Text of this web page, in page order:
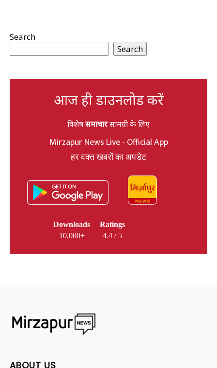
Search
Search
आज ही डाउनलोड करें
विशेषसमाचारसामग्री के लिए
Mirzapur News Live - Official App
हर वक्त खबरों का अपडेट
Downloads
10,000+
Ratings
4.4 / 5
ABOUT US